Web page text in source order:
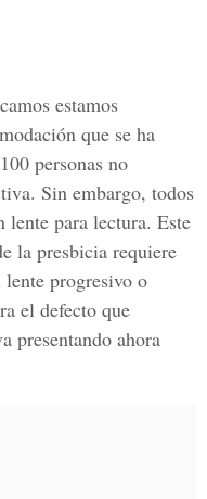
estamos
que se ha
personas no
Sin embargo, todos
lente para lectura. Este
la presbicia requiere
lente progresivo o
el defecto que
presentando ahora